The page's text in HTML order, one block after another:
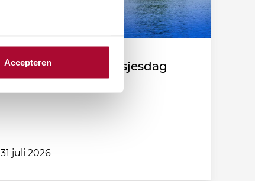
Accepteren
Fiscale duiding Prinsjesdag
31 juli 2026